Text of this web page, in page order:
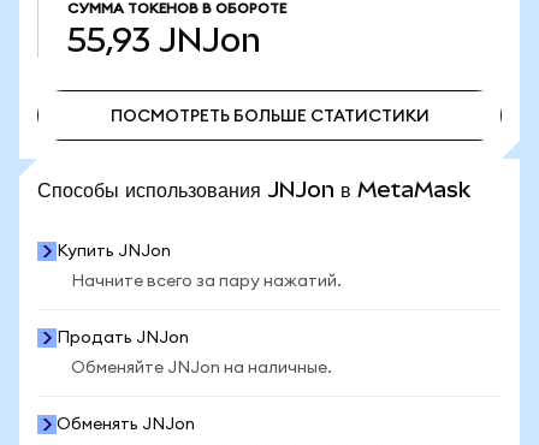
СУММА ТОКЕНОВ В ОБОРОТЕ
55,93 JNJon
ПОСМОТРЕТЬ БОЛЬШЕ СТАТИСТИКИ
Способы использования JNJon в MetaMask
Купить JNJon
Начните всего за пару нажатий.
Продать JNJon
Обменяйте JNJon на наличные.
Обменять JNJon